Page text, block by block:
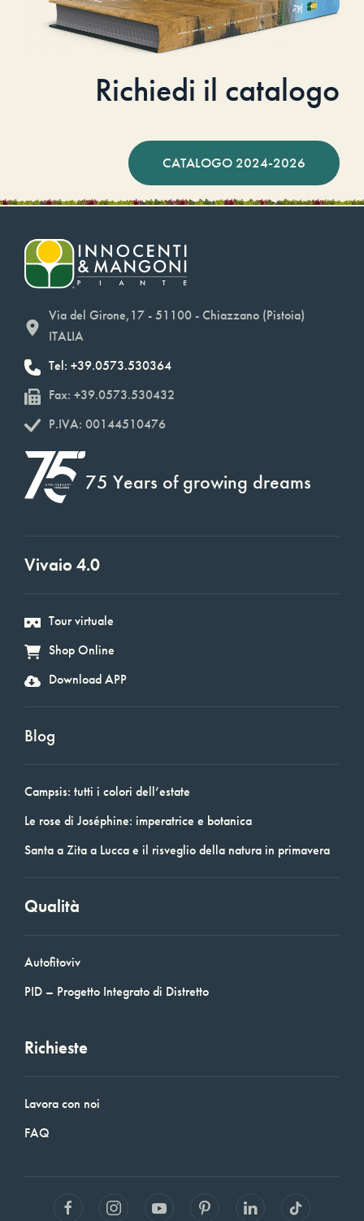
Richiedi il catalogo
CATALOGO 2024-2026
Via del Girone,17 - 51100 - Chiazzano (Pistoia)
ITALIA
Tel: +39.0573.530364
Fax: +39.0573.530432
P.IVA: 00144510476
75 Years of growing dreams
Vivaio 4.0
Tour virtuale
Shop Online
Download APP
Blog
Campsis: tutti i colori dell’estate
Le rose di Joséphine: imperatrice e botanica
Santa a Zita a Lucca e il risveglio della natura in primavera
Qualità
Autofitoviv
PID – Progetto Integrato di Distretto
Richieste
Lavora con noi
FAQ